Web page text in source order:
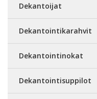
Dekantoijat
Dekantointikarahvit
Dekantointinokat
Dekantointisuppilot